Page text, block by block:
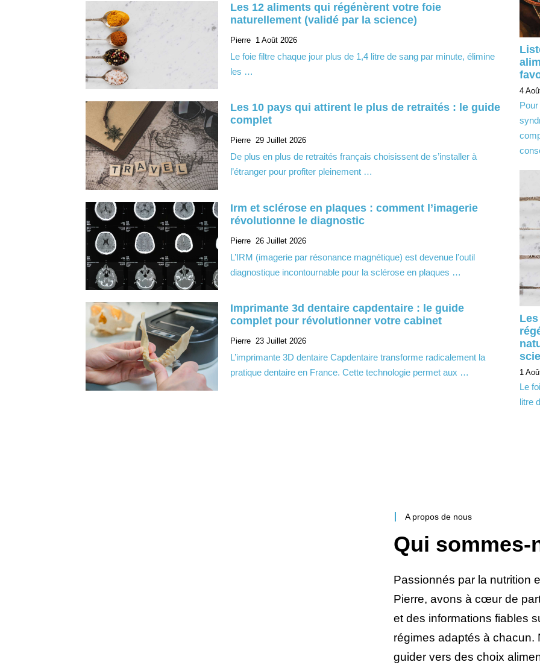
Les 12 aliments qui régénèrent votre foie
naturellement (validé par la science)
Pierre 1 Août 2026
Le foie filtre chaque jour plus de 1,4 litre de sang par minute, élimine
les …
Les 10 pays qui attirent le plus de retraités : le guide
complet
Pierre 29 Juillet 2026
De plus en plus de retraités français choisissent de s’installer à
l’étranger pour profiter pleinement …
Irm et sclérose en plaques : comment l’imagerie
révolutionne le diagnostic
Pierre 26 Juillet 2026
L’IRM (imagerie par résonance magnétique) est devenue l’outil
diagnostique incontournable pour la sclérose en plaques …
Imprimante 3d dentaire capdentaire : le guide
complet pour révolutionner votre cabinet
Pierre 23 Juillet 2026
L’imprimante 3D dentaire Capdentaire transforme radicalement la
pratique dentaire en France. Cette technologie permet aux …
4
1
Le
litre
A propos de nous
Qui sommes-
Passionnés par la nutrition
Pierre, avons à cœur de
et des informations fiables
régimes adaptés à chacun.
guider vers des choix